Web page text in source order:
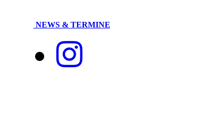
NEWS & TERMINE